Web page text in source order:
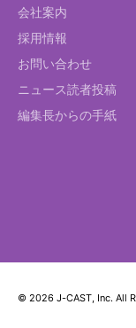
会社案内
採用情報
お問い合わせ
ニュース読者投稿
編集長からの手紙
© 2026 J-CAST, Inc. All